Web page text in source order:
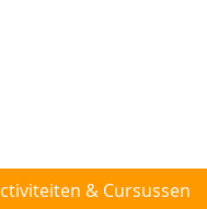
& Cursussen